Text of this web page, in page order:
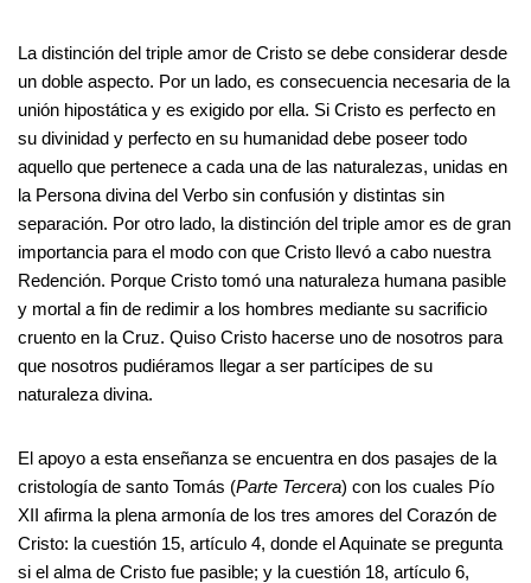
La distinción del triple amor de Cristo se debe considerar desde
un doble aspecto. Por un lado, es consecuencia necesaria de la
unión hipostática y es exigido por ella. Si Cristo es perfecto en
su divinidad y perfecto en su humanidad debe poseer todo
aquello que pertenece a cada una de las naturalezas, unidas en
la Persona divina del Verbo sin confusión y distintas sin
separación. Por otro lado, la distinción del triple amor es de gran
importancia para el modo con que Cristo llevó a cabo nuestra
Redención. Porque Cristo tomó una naturaleza humana pasible
y mortal a fin de redimir a los hombres mediante su sacrificio
cruento en la Cruz. Quiso Cristo hacerse uno de nosotros para
que nosotros pudiéramos llegar a ser partícipes de su
naturaleza divina.
El apoyo a esta enseñanza se encuentra en dos pasajes de la
cristología de santo Tomás (Parte Tercera) con los cuales Pío
XII afirma la plena armonía de los tres amores del Corazón de
Cristo: la cuestión 15, artículo 4, donde el Aquinate se pregunta
si el alma de Cristo fue pasible; y la cuestión 18, artículo 6,